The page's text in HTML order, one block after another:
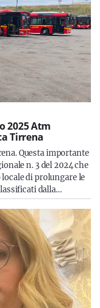
2025 Atm
Tirrena
Questa importante
n. 3 del 2024 che
di prolungare le
dalla…